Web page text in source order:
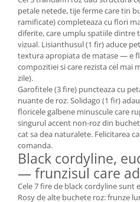
petale netede, tije ferme care tin
ramificate) completeaza cu flori
diferite, care umplu spatiile dintre
vizual. Lisianthusul (1 fir) aduce
textura apropiata de matase — e
compozitiei si care rezista cel mai
zile).
Garofitele (3 fire) puncteaza cu
nuante de roz. Solidago (1 fir)
floricele galbene minuscule care
singurul accent non-roz din
cat sa dea naturalete. Felicitarea
comanda.
Black cordyline,
— frunzisul care
Cele 7 fire de black cordyline sunt
Rosy de alte buchete roz: frunze